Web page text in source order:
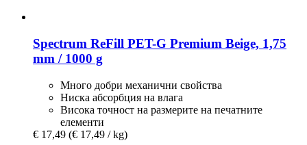
Spectrum ReFill PET-​G Premium Beige, 1,75
mm / 1000 g
Много добри механични свойства
Ниска абсорбция на влага
Висока точност на размерите на печатните
елементи
€ 17,49 (€ 17,49 / kg)